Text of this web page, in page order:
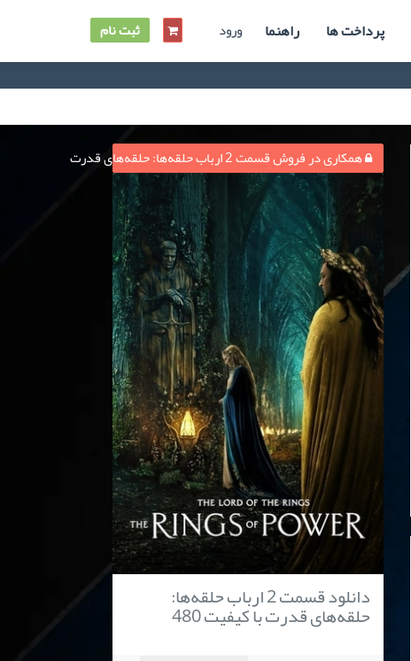
پرداخت ها راهنما ورود ثبت نام
همکاری در فروش قسمت 2 ارباب حلقه‌ها: حلقه‌های قدرت
دانلود قسمت 2 ارباب حلقه‌ها:
حلقه‌های قدرت با کیفیت 480